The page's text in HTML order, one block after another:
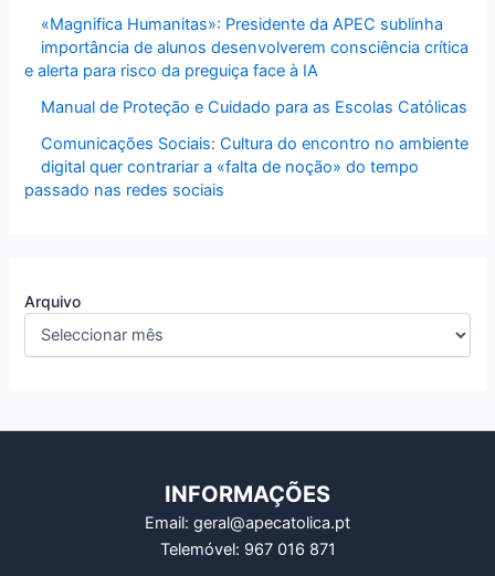
«Magnifica Humanitas»: Presidente da APEC sublinha
importância de alunos desenvolverem consciência crítica
e alerta para risco da preguiça face à IA
Manual de Proteção e Cuidado para as Escolas Católicas
Comunicações Sociais: Cultura do encontro no ambiente
digital quer contrariar a «falta de noção» do tempo
passado nas redes sociais
Arquivo
INFORMAÇÕES
Email: geral@apecatolica.pt
Telemóvel: 967 016 871